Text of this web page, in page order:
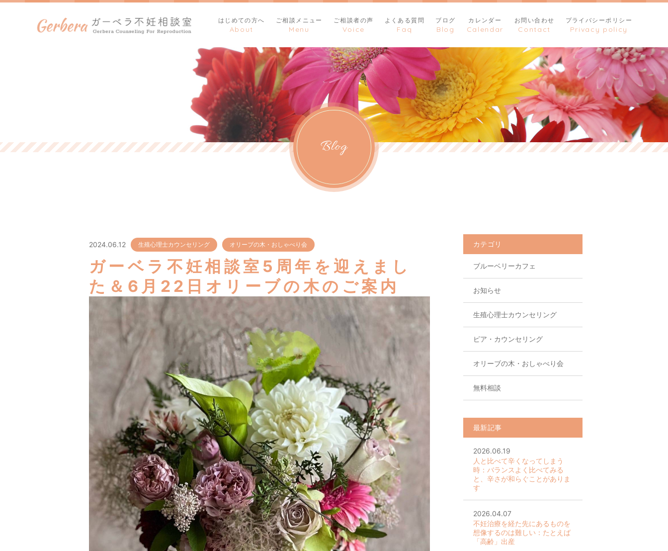
はじめての方へ ご相談メニュー ご相談者の声 よくある質問 ブログ カレンダー お問い合わせ プライバシーポリシー
Blog
2024.06.12 生殖心理士カウンセリング オリーブの木・おしゃべり会
ガーベラ不妊相談室5周年を迎えまし
た＆6月22日オリーブの木のご案内
カテゴリ
ブルーベリーカフェ
お知らせ
生殖心理士カウンセリング
ピア・カウンセリング
オリーブの木・おしゃべり会
無料相談
最新記事
2026.06.19
人と比べて辛くなってしまう
時：バランスよく比べてみる
と、辛さが和らぐことがありま
す
2026.04.07
不妊治療を経た先にあるものを
想像するのは難しい：たとえば
「高齢」出産